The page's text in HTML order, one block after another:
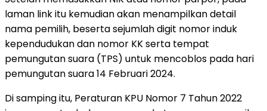
laman link itu kemudian akan menampilkan detail
nama pemilih, beserta sejumlah digit nomor induk
kependudukan dan nomor KK serta tempat
pemungutan suara (TPS) untuk mencoblos pada hari
pemungutan suara 14 Februari 2024.
Di samping itu, Peraturan KPU Nomor 7 Tahun 2022